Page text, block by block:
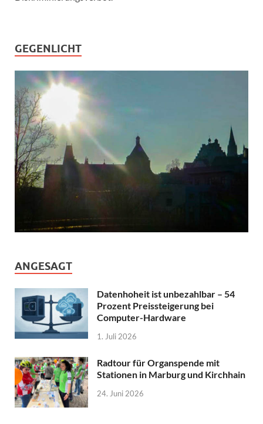
GEGENLICHT
ANGESAGT
Datenhoheit ist unbezahlbar – 54
Prozent Preissteigerung bei
Computer-Hardware
1. Juli 2026
Radtour für Organspende mit
Stationen in Marburg und Kirchhain
24. Juni 2026